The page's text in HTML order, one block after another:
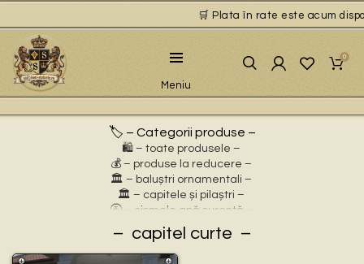
🛒 Plata în rate este acum
Meniu
0
🏷️ – Categorii produse –
🛍️ – toate produsele –
💰 – produse la reducere –
🏛 – baluștri ornamentali –
🏛 – capitele și pilaștri –
🚰 – cișmele apă curentă –
⛲ – fântâni arteziene –
🎀 – idei de cadouri –
🪴 – jardiniere cu personaje –
capitel curte